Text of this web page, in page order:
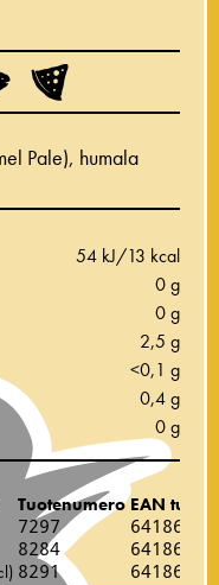
Pale), humala
54 kJ/13 kcal
0 g
0 g
2,5 g
<0,1 g
0,4 g
0 g
Tuotenumero EAN tuote
7297
8284
8291